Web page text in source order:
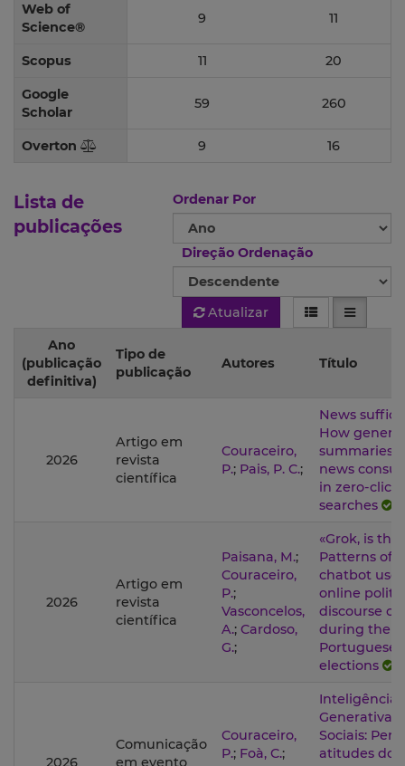
Web of
Science®
9 11
Scopus 11 20
Google
Scholar
59 260
Overton 9 16
Ordenar Por
Direção Ordenação
Atualizar
Lista de
publicações
Ano
(publicação
definitiva)
Tipo de
publicação
Autores Título
2026
Artigo em
revista
científica
Couraceiro,
P.; Pais, P. C.;
News
How
summaries
news
in zero-click
searches
2026
Artigo em
revista
científica
Paisana, M.;
Couraceiro,
P.;
Vasconcelos,
A.; Cardoso,
G.;
«Grok, is this
Patterns of
chatbot use
online
discourse on
during the
Portuguese
elections
2026
Comunicação
em evento
Couraceiro,
P.; Foà, C.;
Inteligência
Generativa
Sociais:
atitudes dos